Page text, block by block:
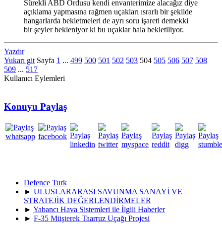
Sürekli ABD Ordusu kendi envanterimize alacağız diye
açıklama yapmasına rağmen uçakları ısrarlı bir şekilde
hangarlarda bekletmeleri de ayrı soru işareti demekki
bir şeyler bekleniyor ki bu uçaklar hala bekletiliyor.
Yazdır
Yukarı git Sayfa 1 ... 499 500 501 502 503 504 505 506 507 508
509 ... 517
Kullanıcı Eylemleri
Konuyu Paylaş
Defence Turk
► ULUSLARARASI SAVUNMA SANAYİ VE
STRATEJİK DEĞERLENDİRMELER
► Yabancı Hava Sistemleri ile İlgili Haberler
► F-35 Müşterek Taarruz Uçağı Projesi